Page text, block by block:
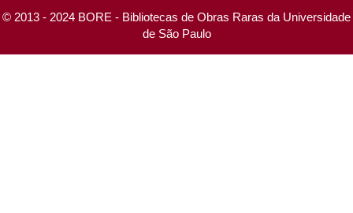
© 2013 - 2024 BORE - Bibliotecas de Obras Raras da Universidade
de São Paulo